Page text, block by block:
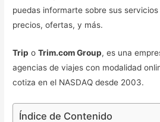
puedas informarte sobre sus
precios, ofertas, y más.
Trip oTrim.com Group, es una
agencias de viajes con modalidad
cotiza en el NASDAQ desde 2003.
Índice de Contenido